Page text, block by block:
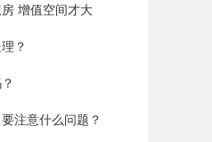
增值空间才大
？
注意什么问题？